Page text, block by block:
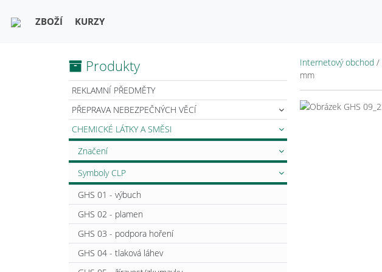
ZBOŽÍ KURZY
Produkty
REKLAMNÍ PŘEDMĚTY
PŘEPRAVA NEBEZPEČNÝCH VĚCÍ
CHEMICKÉ LÁTKY A SMĚSI
Značení
Symboly CLP
GHS 01 - výbuch
GHS 02 - plamen
GHS 03 - podpora hoření
GHS 04 - tlaková láhev
Internetový obchod /
mm